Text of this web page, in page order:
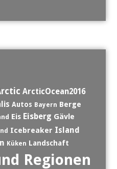
ArcticOcean2016
Autos Bayern Berge
Eis Eisberg Gävle
Icebreaker Island
Küken Landschaft
Regionen